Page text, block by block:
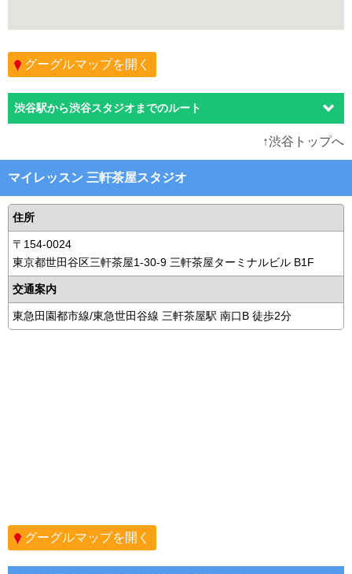
グーグルマップを開く
渋谷駅から渋谷スタジオまでのルート
↑渋谷トップへ
マイレッスン 三軒茶屋スタジオ
住所
〒154-0024
東京都世田谷区三軒茶屋1-30-9 三軒茶屋ターミナルビル B1F
交通案内
東急田園都市線/東急世田谷線 三軒茶屋駅 南口B 徒歩2分
グーグルマップを開く